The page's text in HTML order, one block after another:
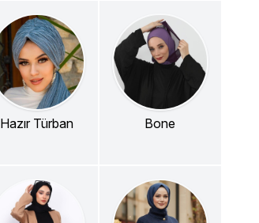
Hazır Türban Bone